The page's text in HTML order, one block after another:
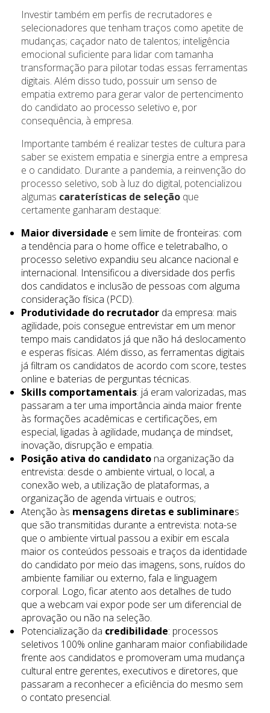
Investir também em perfis de recrutadores e
selecionadores que tenham traços como apetite de
mudanças; caçador nato de talentos; inteligência
emocional suficiente para lidar com tamanha
transformação para pilotar todas essas ferramentas
digitais. Além disso tudo, possuir um senso de
empatia extremo para gerar valor de pertencimento
do candidato ao processo seletivo e, por
consequência, à empresa.
Importante também é realizar testes de cultura para
saber se existem empatia e sinergia entre a empresa
e o candidato. Durante a pandemia, a reinvenção do
processo seletivo, sob à luz do digital, potencializou
algumas caraterísticas de seleção que
certamente ganharam destaque:
Maior diversidade e sem limite de fronteiras: com
a tendência para o home office e teletrabalho, o
processo seletivo expandiu seu alcance nacional e
internacional. Intensificou a diversidade dos perfis
dos candidatos e inclusão de pessoas com alguma
consideração física (PCD).
Produtividade do recrutador da empresa: mais
agilidade, pois consegue entrevistar em um menor
tempo mais candidatos já que não há deslocamento
e esperas físicas. Além disso, as ferramentas digitais
já filtram os candidatos de acordo com score, testes
online e baterias de perguntas técnicas.
Skills comportamentais: já eram valorizadas, mas
passaram a ter uma importância ainda maior frente
às formações acadêmicas e certificações, em
especial, ligadas à agilidade, mudança de mindset,
inovação, disrupção e empatia.
Posição ativa do candidato na organização da
entrevista: desde o ambiente virtual, o local, a
conexão web, a utilização de plataformas, a
organização de agenda virtuais e outros;
Atenção às mensagens diretas e subliminares
que são transmitidas durante a entrevista: nota-se
que o ambiente virtual passou a exibir em escala
maior os conteúdos pessoais e traços da identidade
do candidato por meio das imagens, sons, ruídos do
ambiente familiar ou externo, fala e linguagem
corporal. Logo, ficar atento aos detalhes de tudo
que a webcam vai expor pode ser um diferencial de
aprovação ou não na seleção.
Potencialização da credibilidade: processos
seletivos 100% online ganharam maior confiabilidade
frente aos candidatos e promoveram uma mudança
cultural entre gerentes, executivos e diretores, que
passaram a reconhecer a eficiência do mesmo sem
o contato presencial.